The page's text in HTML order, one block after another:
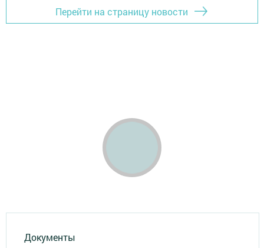
Перейти на страницу новости
Документы